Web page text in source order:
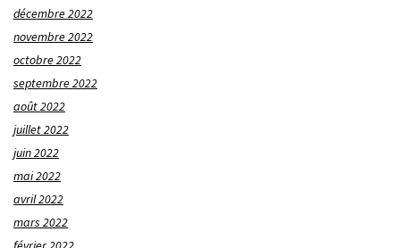
décembre 2022
novembre 2022
octobre 2022
septembre 2022
août 2022
juillet 2022
juin 2022
mai 2022
avril 2022
mars 2022